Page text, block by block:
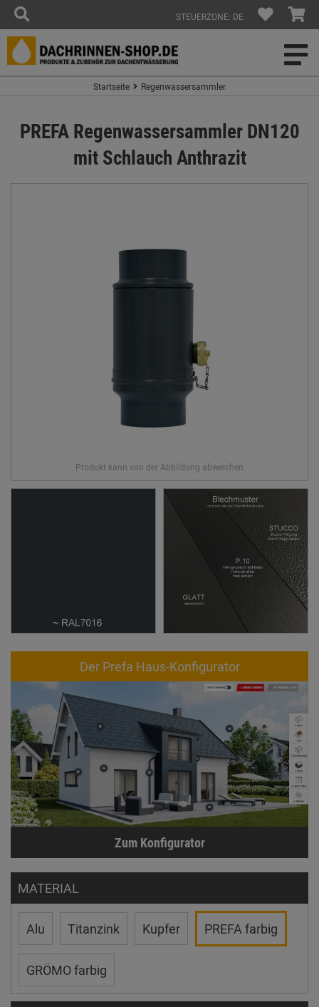
STEUERZONE: DE
Startseite Regenwassersammler
PREFA Regenwassersammler DN120
mit Schlauch Anthrazit
Der Prefa Haus-Konfigurator
Zum Konfigurator
MATERIAL
Alu Titanzink Kupfer PREFA farbig
GRÖMO farbig